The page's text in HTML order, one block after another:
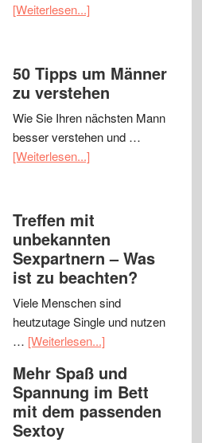
[Weiterlesen...]
50 Tipps um Männer
zu verstehen
Wie Sie Ihren nächsten Mann
besser verstehen und …
[Weiterlesen...]
Treffen mit
unbekannten
Sexpartnern – Was
ist zu beachten?
Viele Menschen sind
heutzutage Single und nutzen
… [Weiterlesen...]
Mehr Spaß und
Spannung im Bett
mit dem passenden
Sextoy